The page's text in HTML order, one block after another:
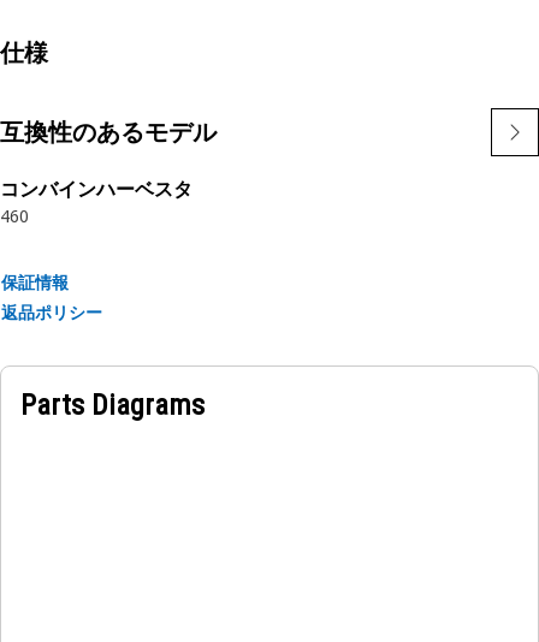
仕様
互換性のあるモデル
コンバインハーベスタ
460
保証情報
返品ポリシー
Parts Diagrams